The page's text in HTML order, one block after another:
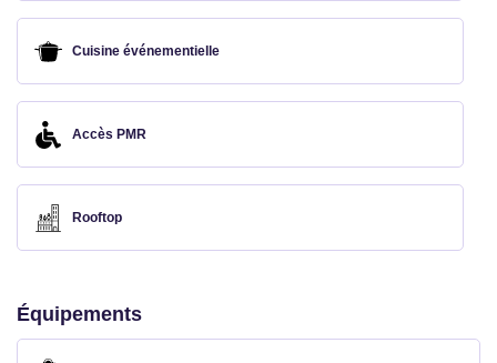
Cuisine événementielle
Accès PMR
Rooftop
Équipements